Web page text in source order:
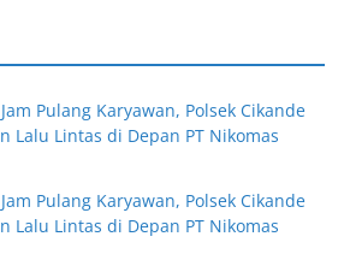
Pulang Karyawan, Polsek Cikande
Lalu Lintas di Depan PT Nikomas
Pulang Karyawan, Polsek Cikande
Lalu Lintas di Depan PT Nikomas